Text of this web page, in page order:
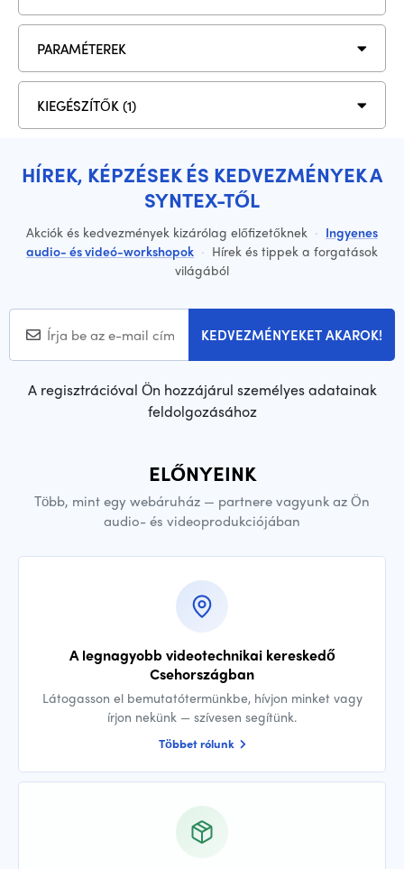
PARAMÉTEREK
KIEGÉSZÍTŐK (1)
HÍREK, KÉPZÉSEK ÉS KEDVEZMÉNYEK A
SYNTEX-TŐL
Akciók és kedvezmények kizárólag előfizetőknek · Ingyenes
audio- és videó-workshopok · Hírek és tippek a forgatások
világából
KEDVEZMÉNYEKET AKAROK!
A regisztrációval Ön hozzájárul személyes adatainak
feldolgozásához
ELŐNYEINK
Több, mint egy webáruház — partnere vagyunk az Ön
audio- és videoprodukciójában
A legnagyobb videotechnikai kereskedő
Csehországban
Látogasson el bemutatótermünkbe, hívjon minket vagy
írjon nekünk — szívesen segítünk.
Többet rólunk